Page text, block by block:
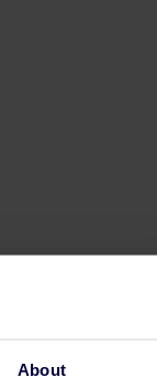
About